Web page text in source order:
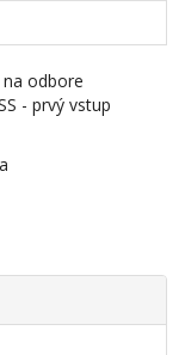
odbore
- prvý vstup